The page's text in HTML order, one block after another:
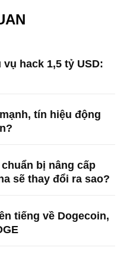
hack 1,5 tỷ USD:
tín hiệu động
bị nâng cấp
sẽ thay đổi ra sao?
tiếng về Dogecoin,